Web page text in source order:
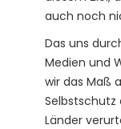
auch noch
Das uns
Medien und
wir das Maß
Selbstschutz
Länder